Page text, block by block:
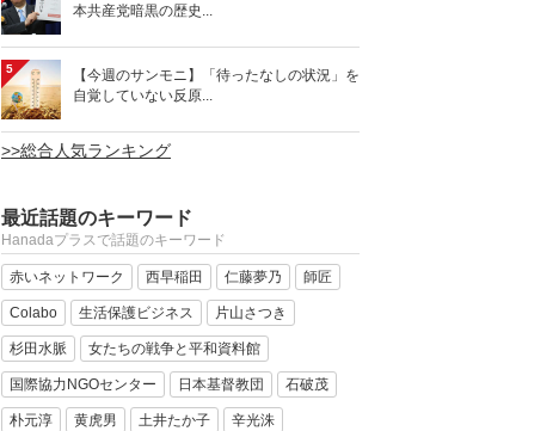
本共産党暗黒の歴史...
5
【今週のサンモニ】「待ったなしの状況」を
自覚していない反原...
>>総合人気ランキング
最近話題のキーワード
Hanadaプラスで話題のキーワード
赤いネットワーク 西早稲田 仁藤夢乃 師匠
Colabo 生活保護ビジネス 片山さつき
杉田水脈 女たちの戦争と平和資料館
国際協力NGOセンター 日本基督教団 石破茂
朴元淳 黄虎男 土井たか子 辛光洙